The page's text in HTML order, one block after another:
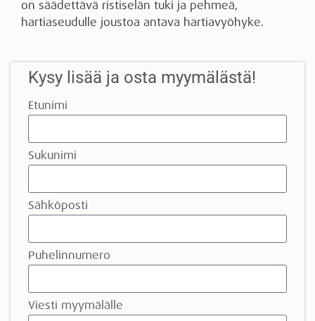
on säädettävä ristiselän tuki ja pehmeä,
hartiaseudulle joustoa antava hartiavyöhyke.
Kysy lisää ja osta myymälästä!
Etunimi
Sukunimi
Sähköposti
Puhelinnumero
Viesti myymälälle